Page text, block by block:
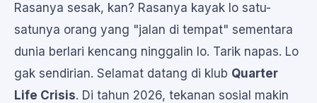
Rasanya sesak, kan? Rasanya kayak lo satu-
satunya orang yang "jalan di tempat" sementara
dunia berlari kencang ninggalin lo. Tarik napas. Lo
gak sendirian. Selamat datang di klub Quarter
Life Crisis. Di tahun 2026, tekanan sosial makin